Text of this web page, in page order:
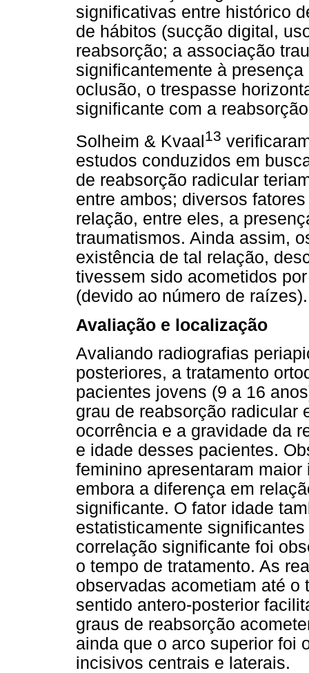
significativas entre histórico
de hábitos (sucção digital,
reabsorção; a associação
significantemente à
oclusão, o trespasse
significante com a
Solheim & Kvaal 13
estudos conduzidos em
de reabsorção radicular
entre ambos; diversos
relação, entre eles, a
traumatismos. Ainda assim,
existência de tal relação,
tivessem sido acometidos
(devido ao número de raízes).
Avaliação e localização
Avaliando radiografias
posteriores, a tratamento
pacientes jovens (9 a 16
grau de reabsorção radicular
ocorrência e a gravidade da
e idade desses pacientes.
feminino apresentaram
embora a diferença em
significante. O fator idade
estatisticamente
correlação significante foi
o tempo de tratamento. As
observadas acometiam até
sentido antero-posterior
graus de reabsorção
ainda que o arco superior foi
incisivos centrais e laterais.